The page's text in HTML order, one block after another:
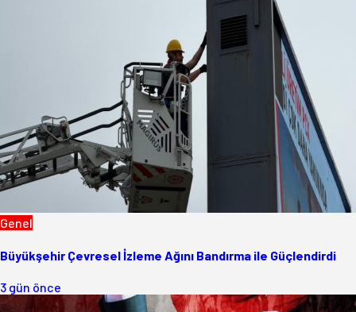
Genel
Büyükşehir Çevresel İzleme Ağını Bandırma ile Güçlendirdi
3 gün önce